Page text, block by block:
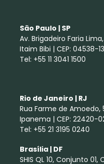
São Paulo | SP
Av. Brigadeiro Faria
Itaim Bibi | CEP: 04538-
Tel: +55 11 3041 1500
Rio de Janeiro | RJ
Rua Farme de Amoedo,
Ipanema | CEP: 22420-
Tel: +55 21 3195 0240
Brasília | DF
SHIS QL 10, Conjunto 01,